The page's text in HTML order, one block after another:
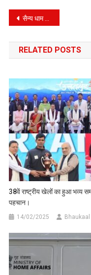
Post
navigation
सैन्य धाम में चल रहे निर्माण कार्यों का मंत्री जोशी ने किया निरीक्षण
RELATED POSTS
38वें राष्ट्रीय खेलों का हुआ भव्य
पहचान।
14/02/2025